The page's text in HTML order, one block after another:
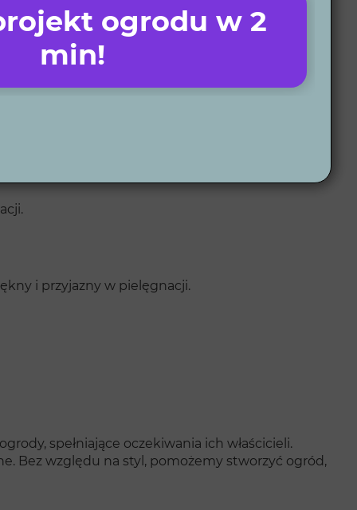
lokalne warunki i potrzeby.
i przyjazny w pielęgnacji.
spełniające oczekiwania ich właścicieli.
Bez względu na styl, pomożemy stworzyć ogród,
ogrodu w 2
min!